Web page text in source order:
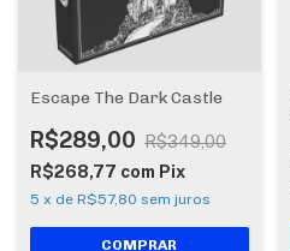
Escape The Dark Castle
R$289,00 R$349,00
R$268,77 com Pix
5 x de R$57,80 sem juros